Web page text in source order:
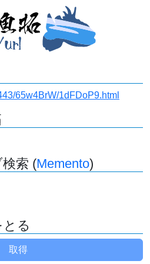
65w4BrW/1dFDoP9.html
索 (Memento)
る